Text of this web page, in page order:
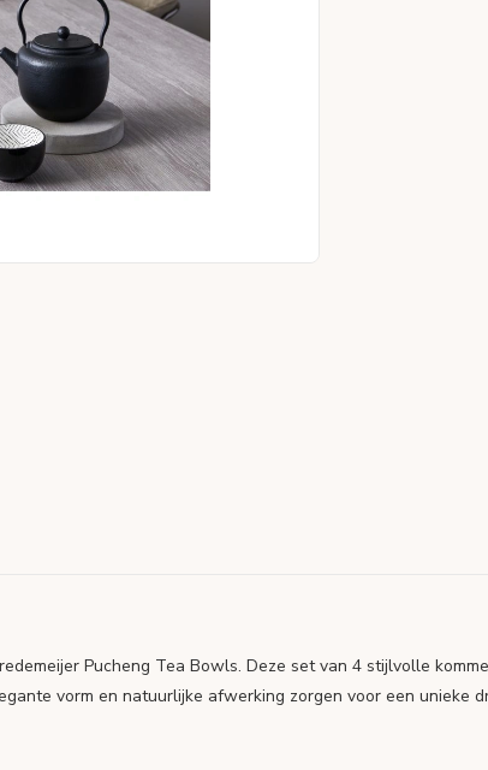
Pucheng Tea Bowls. Deze set van 4 stijlvolle
vorm en natuurlijke afwerking zorgen voor een unieke